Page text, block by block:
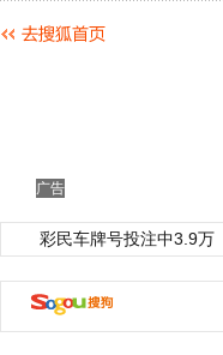
广告
彩民车牌号投注中3.9万